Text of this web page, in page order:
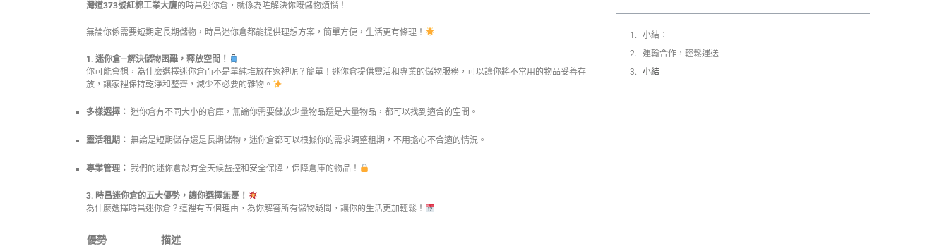
灣道373號紅棉工業大廈的時昌迷你倉，就係為咗解決你嘅儲物煩惱！
無論你係需要短期定長期儲物，時昌迷你倉都能提供理想方案，簡單方便，生活更有條理！
1. 迷你倉—解決儲物困難，釋放空間！
你可能會想，為什麼選擇迷你倉而不是單純堆放在家裡呢？簡單！迷你倉提供靈活和專業的儲物服務，可以讓你將不常用的物品妥善存
放，讓家裡保持乾淨和整齊，減少不必要的雜物。
多樣選擇： 迷你倉有不同大小的倉庫，無論你需要儲放少量物品還是大量物品，都可以找到適合的空間。
靈活租期： 無論是短期儲存還是長期儲物，迷你倉都可以根據你的需求調整租期，不用擔心不合適的情況。
專業管理： 我們的迷你倉設有全天候監控和安全保障，保障倉庫的物品！
3. 時昌迷你倉的五大優勢，讓你選擇無憂！
為什麼選擇時昌迷你倉？這裡有五個理由，為你解答所有儲物疑問，讓你的生活更加輕鬆！
優勢 描述
小結：
運輸合作，輕鬆運送
小結